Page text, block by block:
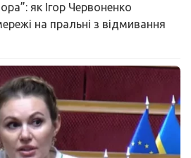
як Ігор Червоненко
на пральні з відмивання